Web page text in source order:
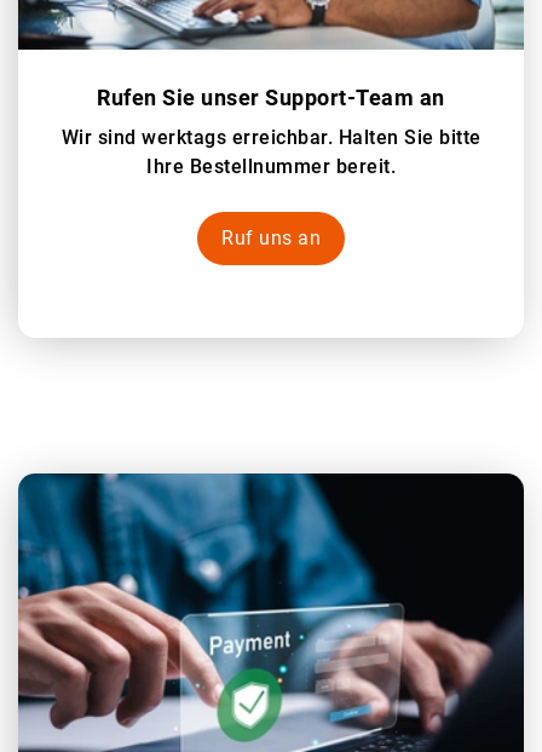
Rufen Sie unser Support-Team an
Wir sind werktags erreichbar. Halten Sie bitte
Ihre Bestellnummer bereit.
Ruf uns an